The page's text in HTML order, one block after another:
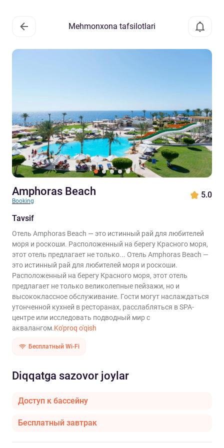
Mehmonxona tafsilotlari
Amphoras Beach
Booking
5.0
Tavsif
Отель Amphoras Beach — это истинный рай для любителей
моря и роскоши. Расположенный на берегу Красного моря,
этот отель предлагает не только... Отель Amphoras Beach —
это истинный рай для любителей моря и роскоши.
Расположенный на берегу Красного моря, этот отель
предлагает не только великолепные пейзажи, но и
высококлассное обслуживание. Гости могут наслаждаться
утонченной кухней в ресторанах, расслабляться в SPA-
центре или исследовать подводный мир с
аквалангом.Ko'proq o'qish
Бесплатный Wi-Fi
Diqqatga sazovor joylar
Доступ к бассейну
Бесплатный завтрак